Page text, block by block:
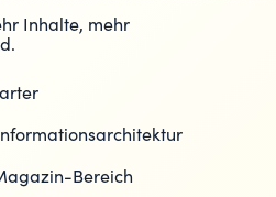
Inhalte, mehr
Bereich